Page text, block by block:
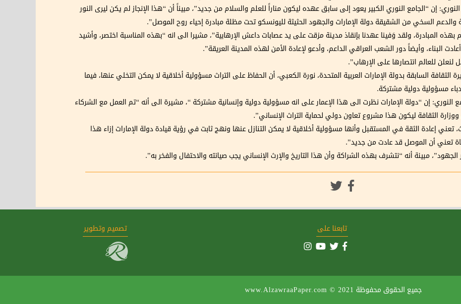
إن‏ “الجامع النوري الكبير يعود إلى سابق عهده ليكون مناراً للعلم والسلام من جديد”، مبيناً أن “هذا الإنجاز لم يكن ليرى النور
والدعم السخي من الشقيقة دولة الإمارات والجهود الحثيثة لليونسكو تحت مظلة مبادرة إحياء روح الموصل”.
المبادرة، ولقد وَفينا عهدنا بإنقاذ مدينة مزقت على يد عصابات داعش الإرهابية”، مشيرا الى انه “‏بهذه المناسبة اختصر، وأشيد
البناء، وأيضاً دور الشعب العراقي الداعم، وأدعو لإعادة الأمن لهذه المدينة العريقة”.
للعالم انتصارها على الإرهاب”.
السابقة بدولة الإمارات العربية المتحدة، نورة الكعبي، أن الحفاظ على التراث مسؤولية أخلاقية لا يمكن التخلي عنها، فيما
مسؤولية دولية مشتركة.
النوري: إن “دولة الإمارات نظرت الى هذا الإعمار على انه مسؤولية دولية وإنسانية مشتركة “، مشيرة الى أنه “تم العمل مع الشركاء
الثقافة ليكون هذا مشروع تعاون دولي لحماية التراث الإنساني”.
تعني إعادة الثقة في المستقبل وأنها مسؤولية أخلاقية لا يمكن التنازل عنها ونهج ثابت في رؤية قيادة دولة الإمارات إزاء هذا
تعني أن الموصل قد عادت من جديد”.
مبينة أنه “نتشرف بهذه الشراكة وأن هذا التاريخ والإرث الإنساني يجب صيانته والاحتفال والفخر به”.
تابعنا على تصميم وتطوير
جميع الحقوق محفوظة www.AlzawraaPaper.com © 2021